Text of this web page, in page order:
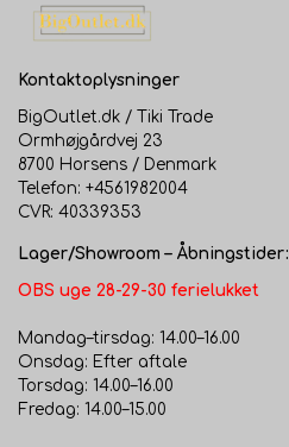
Kontaktoplysninger
BigOutlet.dk / Tiki Trade
Ormhøjgårdvej 23
8700 Horsens / Denmark
Telefon: +4561982004
CVR: 40339353
Lager/Showroom – Åbningstider:
OBS uge 28-29-30 ferielukket
Mandag–tirsdag: 14.00–16.00
Onsdag: Efter aftale
Torsdag: 14.00–16.00
Fredag: 14.00–15.00